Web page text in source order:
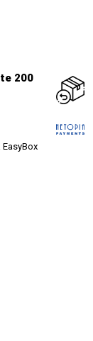
200